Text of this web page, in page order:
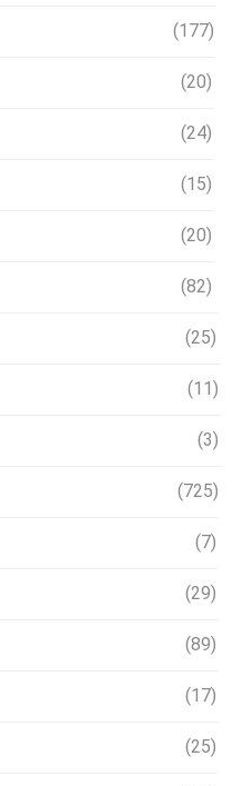
(177)
(20)
(24)
(15)
(20)
(82)
(25)
(11)
(3)
(725)
(7)
(29)
(89)
(17)
(25)